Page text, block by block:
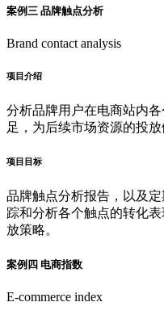
案例三 品牌触点分析
Brand contact analysis
项目介绍
分析品牌用户在电商站内
足，为后续市场资源的投放
项目目标
品牌触点分析报告，以及
踪和分析各个触点的转化
放策略。
案例四 电商指数
E-commerce index